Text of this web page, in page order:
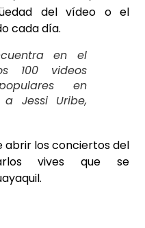
del vídeo o el
cada día.
en el
100 videos
en
a Jessi Uribe,
abrir los conciertos del
vives que se